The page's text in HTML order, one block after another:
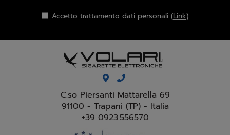
Accetto trattamento dati personali (Link)
C.so Piersanti Mattarella 69
91100 - Trapani (TP) - Italia
+39 0923.556570